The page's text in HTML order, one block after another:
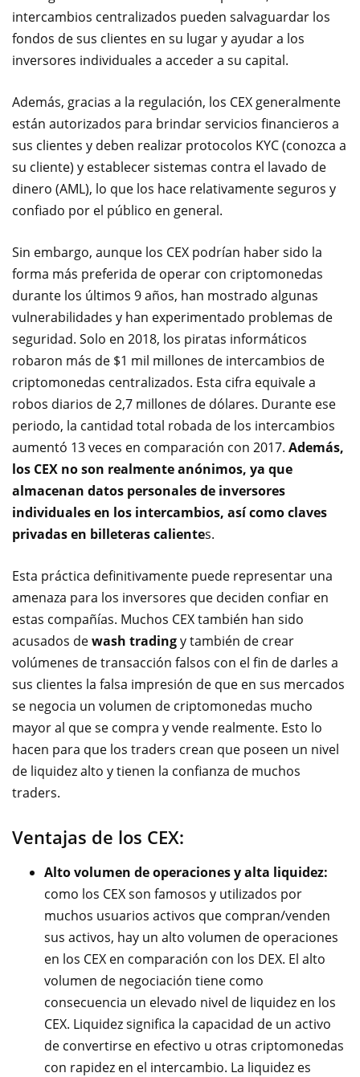
intercambios centralizados pueden salvaguardar los
fondos de sus clientes en su lugar y ayudar a los
inversores individuales a acceder a su capital.
Además, gracias a la regulación, los CEX generalmente
están autorizados para brindar servicios financieros a
sus clientes y deben realizar protocolos KYC (conozca a
su cliente) y establecer sistemas contra el lavado de
dinero (AML), lo que los hace relativamente seguros y
confiado por el público en general.
Sin embargo, aunque los CEX podrían haber sido la
forma más preferida de operar con criptomonedas
durante los últimos 9 años, han mostrado algunas
vulnerabilidades y han experimentado problemas de
seguridad. Solo en 2018, los piratas informáticos
robaron más de $1 mil millones de intercambios de
criptomonedas centralizados. Esta cifra equivale a
robos diarios de 2,7 millones de dólares. Durante ese
periodo, la cantidad total robada de los intercambios
aumentó 13 veces en comparación con 2017. Además,
los CEX no son realmente anónimos, ya que
almacenan datos personales de inversores
individuales en los intercambios, así como claves
privadas en billeteras calientes.
Esta práctica definitivamente puede representar una
amenaza para los inversores que deciden confiar en
estas compañías. Muchos CEX también han sido
acusados ​​dewash tradingy también de crear
volúmenes de transacción falsos con el fin de darles a
sus clientes la falsa impresión de que en sus mercados
se negocia un volumen de criptomonedas mucho
mayor al que se compra y vende realmente. Esto lo
hacen para que los traders crean que poseen un nivel
de liquidez alto y tienen la confianza de muchos
traders.
Ventajas de los CEX:
Alto volumen de operaciones y alta liquidez:
como los CEX son famosos y utilizados por
muchos usuarios activos que compran/venden
sus activos, hay un alto volumen de operaciones
en los CEX en comparación con los DEX. El alto
volumen de negociación tiene como
consecuencia un elevado nivel de liquidez en los
CEX. Liquidez significa la capacidad de un activo
de convertirse en efectivo u otras criptomonedas
con rapidez en el intercambio. La liquidez es